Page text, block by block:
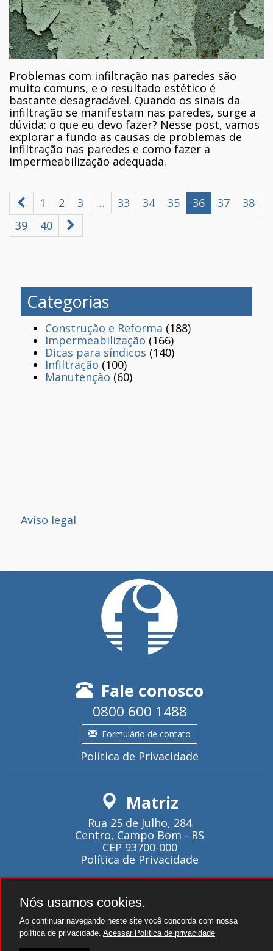
Problemas com infiltração nas paredes são
muito comuns, e o resultado estético é
bastante desagradável. Quando os sinais da
infiltração se manifestam nas paredes, surge a
dúvida: o que eu devo fazer? Nesse post, vamos
explorar a fundo as causas de problemas de
infiltração nas paredes e como fazer a
impermeabilização adequada.
1 2 3 … 33 34 35 36 37
38
39
40
Categorias
Construção e Reforma (188)
Impermeabilização (166)
Dicas para síndicos (140)
Infiltração (100)
Manutenção (60)
Aviso legal
Fale conosco
0800 600 1488
Formulário de contato
Política de Privacidade
Matriz
Rua 25 de Julho, 284
Centro, Campo Bom - RS
CEP 93700-000
Política de Privacidade
Atendimento
Seg~Qui - 08:00 as 18:00.
Sexta - 08:00 as 17:00.
Nós usamos cookies.
Ao continuar navegando neste site você concorda com nossa
política de privacidade. Acessar Política de privacidade